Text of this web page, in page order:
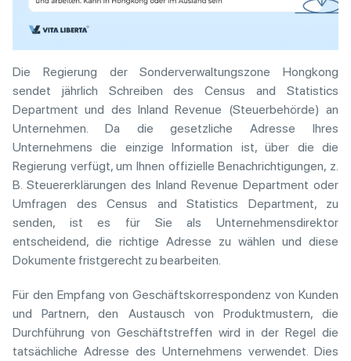
Die Regierung der Sonderverwaltungszone Hongkong
sendet jährlich Schreiben des Census and Statistics
Department und des Inland Revenue (Steuerbehörde) an
Unternehmen. Da die gesetzliche Adresse Ihres
Unternehmens die einzige Information ist, über die die
Regierung verfügt, um Ihnen offizielle Benachrichtigungen, z.
B. Steuererklärungen des Inland Revenue Department oder
Umfragen des Census and Statistics Department, zu
senden, ist es für Sie als Unternehmensdirektor
entscheidend, die richtige Adresse zu wählen und diese
Dokumente fristgerecht zu bearbeiten.
Für den Empfang von Geschäftskorrespondenz von Kunden
und Partnern, den Austausch von Produktmustern, die
Durchführung von Geschäftstreffen wird in der Regel die
tatsächliche Adresse des Unternehmens verwendet. Dies